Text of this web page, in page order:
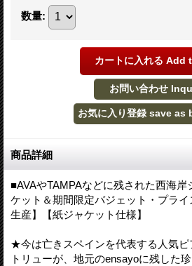
数量:
商品詳細
■AVAやTAMPAなどに残された西海岸
ケット＆期間限定バジェット・プラ
生産】【紙ジャケット仕様】
★今は亡きスペインを代表する人気ピ
トリューが、地元のensayoに残した